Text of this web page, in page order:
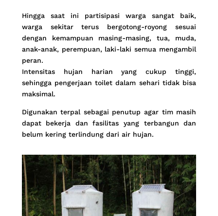
Hingga saat ini partisipasi warga sangat baik,
warga sekitar terus bergotong-royong sesuai
dengan kemampuan masing-masing, tua, muda,
anak-anak, perempuan, laki-laki semua mengambil
peran.
Intensitas hujan harian yang cukup tinggi,
sehingga pengerjaan toilet dalam sehari tidak bisa
maksimal.
Digunakan terpal sebagai penutup agar tim masih
dapat bekerja dan fasilitas yang terbangun dan
belum kering terlindung dari air hujan.